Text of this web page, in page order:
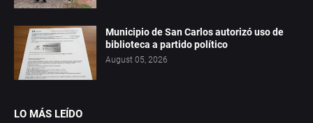
Municipio de San Carlos autorizó uso de
biblioteca a partido político
August 05, 2026
LO MÁS LEÍDO